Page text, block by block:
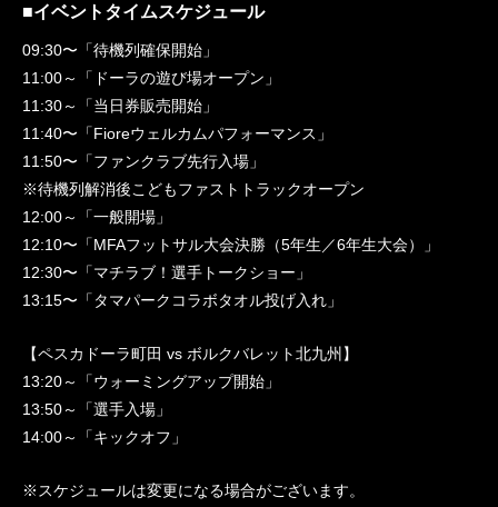
■イベントタイムスケジュール
09:30〜「待機列確保開始」
11:00～「ドーラの遊び場オープン」
11:30～「当日券販売開始」
11:40〜「Fioreウェルカムパフォーマンス」
11:50〜「ファンクラブ先行入場」
※待機列解消後こどもファストトラックオープン
12:00～「一般開場」
12:10〜「MFAフットサル⼤会決勝（5年⽣／6年生⼤会）」
12:30〜「マチラブ！選手トークショー」
13:15〜「タマパークコラボタオル投げ入れ」
【ペスカドーラ町田 vs ボルクバレット北九州】
13:20～「ウォーミングアップ開始」
13:50～「選手入場」
14:00～「キックオフ」
※スケジュールは変更になる場合がございます。